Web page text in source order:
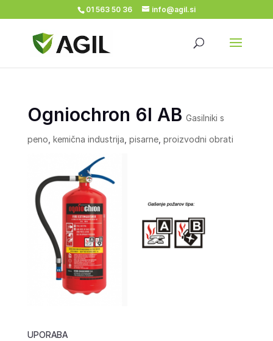
01 563 50 36 info@agil.si
Ogniochron 6l AB Gasilniki s
peno kemična industrija pisarne, proizvodni obrati
UPORABA